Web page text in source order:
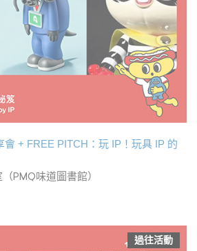
會 + FREE PITCH：玩 IP！玩具 IP 的
PMQ味道圖書館）
過往活動